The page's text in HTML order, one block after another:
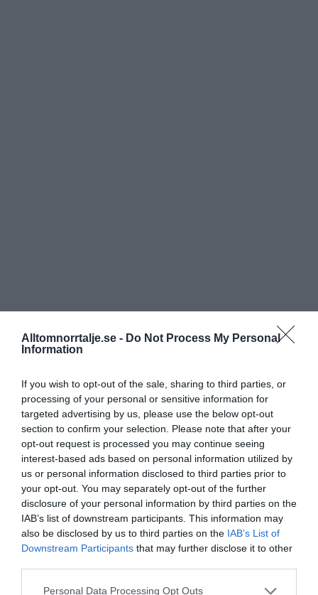
Alltomnorrtalje.se - Do Not Process My Personal
Information
If you wish to opt-out of the sale, sharing to third parties, or
processing of your personal or sensitive information for
targeted advertising by us, please use the below opt-out
section to confirm your selection. Please note that after your
opt-out request is processed you may continue seeing
interest-based ads based on personal information utilized by
us or personal information disclosed to third parties prior to
your opt-out. You may separately opt-out of the further
disclosure of your personal information by third parties on the
IAB’s list of downstream participants. This information may
also be disclosed by us to third parties on the IAB’s List of
Downstream Participants that may further disclose it to other
Personal Data Processing Opt Outs